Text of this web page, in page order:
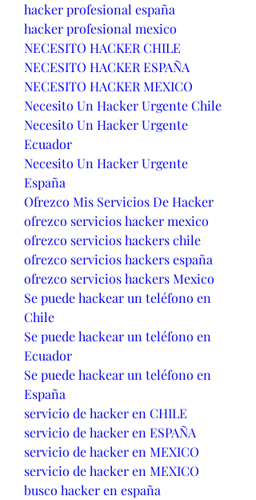
hacker profesional españa
hacker profesional mexico
NECESITO HACKER CHILE
NECESITO HACKER ESPAÑA
NECESITO HACKER MEXICO
Necesito Un Hacker Urgente Chile
Necesito Un Hacker Urgente
Ecuador
Necesito Un Hacker Urgente
España
Ofrezco Mis Servicios De Hacker
ofrezco servicios hacker mexico
ofrezco servicios hackers chile
ofrezco servicios hackers españa
ofrezco servicios hackers Mexico
Se puede hackear un teléfono en
Chile
Se puede hackear un teléfono en
Ecuador
Se puede hackear un teléfono en
España
servicio de hacker en CHILE
servicio de hacker en ESPAÑA
servicio de hacker en MEXICO
servicio de hacker en MEXICO
busco hacker en españa